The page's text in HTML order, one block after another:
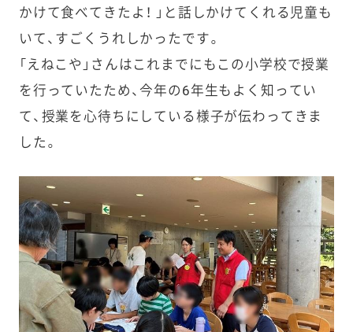
かけて食べてきたよ！ 」と話しかけてくれる児童も
いて、すごくうれしかったです。
「えねこや」さんはこれまでにもこの小学校で授業
を行っていたため、今年の6年生もよく知ってい
て、授業を心待ちにしている様子が伝わってきま
した。